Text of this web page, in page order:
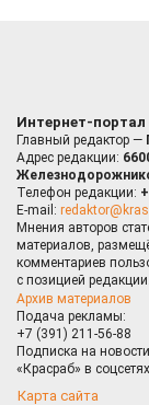
Интернет-
Главный редактор —
Адрес редакции:
Телефон редакции:
E-mail:
Мнения авторов
материалов,
комментариев
с позицией редакции.
Архив материалов
Подача рекламы:
+7 (391) 211-56-88
Подписка на
«Красраб» в
Карта сайта